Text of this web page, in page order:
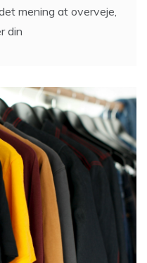
mening at overveje,
din